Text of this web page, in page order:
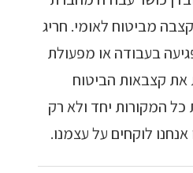
מביטוח לאומי. חריג
בעבודה או מפעולת
את קצבאות הביטוח
כל המקורות יחד ולא רק
לוקחים על עצמנו.